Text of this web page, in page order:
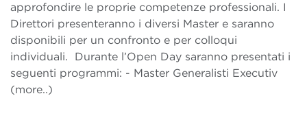
approfondire le proprie competenze professionali. I
Direttori presenteranno i diversi Master e saranno
disponibili per un confronto e per colloqui
individuali. Durante l’Open Day saranno presentati i
seguenti programmi: - Master Generalisti Executiv
(more..)